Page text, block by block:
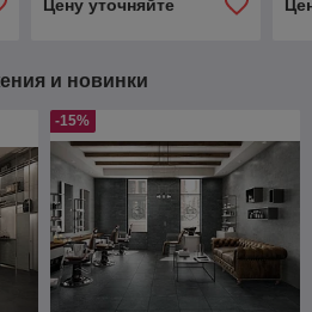
Цену уточняйте
и новинки
-15%